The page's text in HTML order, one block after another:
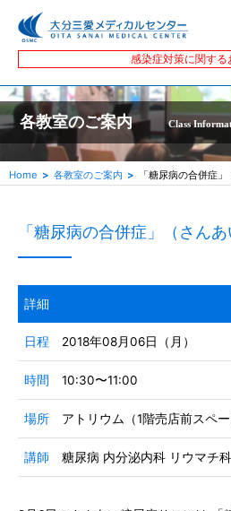
感染症対策に関する
各教室のご案内 Class
Home 各教室のご案内 「糖尿病の合併症
「糖尿病の合併症」（さんあ
詳細
日程 2018年08月06日（月）
時間 10:30〜11:00
場所 アトリウム（1階売店前スペー
講師 糖尿病 内分泌内科 リウマ